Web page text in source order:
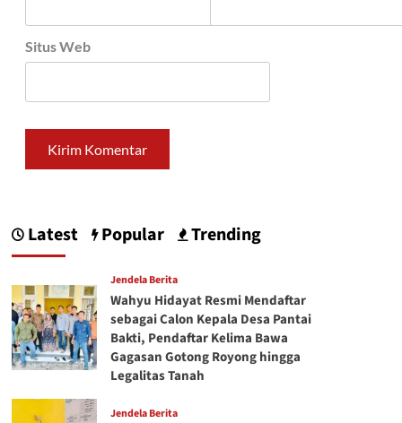
Situs Web
Latest Popular Trending
Jendela Berita
Wahyu Hidayat Resmi Mendaftar
sebagai Calon Kepala Desa Pantai
Bakti, Pendaftar Kelima Bawa
Gagasan Gotong Royong hingga
Legalitas Tanah
Jendela Berita